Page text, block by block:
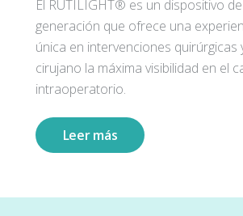
El RUTILIGHT® es un dispositivo
generación que ofrece una
única en intervenciones quirúrgicas
cirujano la máxima visibilidad en el
intraoperatorio.
Leer más